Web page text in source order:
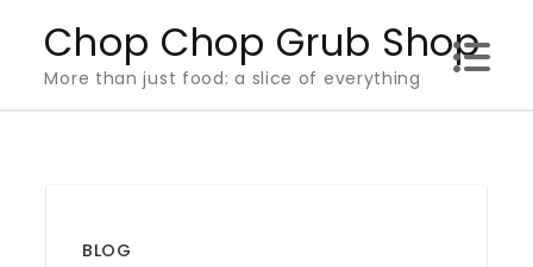
content
Chop Chop Grub Shop
More than just food: a slice of everything
BLOG